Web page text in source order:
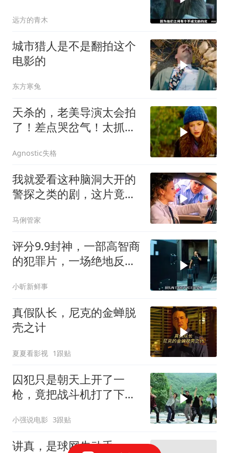
远方的青木
城市猎人是不是翻拍这个
电影的
东方寒兔
天杀的，老美导演太会拍
了！差点哭岔气！太抓心
Agnostic失格
我就爱看这种脑洞大开的
警探之类的剧，这片竟然
马俐管家
评分9.9封神，一部高智商
的犯罪片，一场绝地反
小昕新鲜事
真假队长，尼克的金蝉脱
壳之计
夏夏看影视 1跟贴
囚犯只是朝天上开了一
枪，竟把战斗机打了下
小强说电影 3跟贴
讲真，是球网先动手